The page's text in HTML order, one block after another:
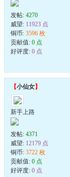
发帖: 4270
威望: 11923 点
铜币: 3596 枚
贡献值: 0 点
好评度: 0 点
【小仙女】
新手上路
发帖: 4371
威望: 12179 点
铜币: 3722 枚
贡献值: 0 点
好评度: 0 点